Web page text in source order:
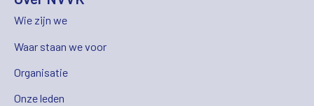
Wie zijn we
Waar staan we voor
Organisatie
Onze leden